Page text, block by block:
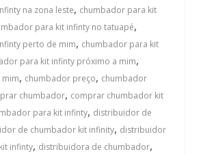
na zona leste, chumbador para kit
para kit infinty no tatuapé,
perto de mim, chumbador para kit
para kit infinty próximo a mim,
, chumbador preço, chumbador
chumbador, comprar chumbador kit
para kit infinty, distribuidor de
de chumbador kit infinity, distribuidor
infinty, distribuidora de chumbador,